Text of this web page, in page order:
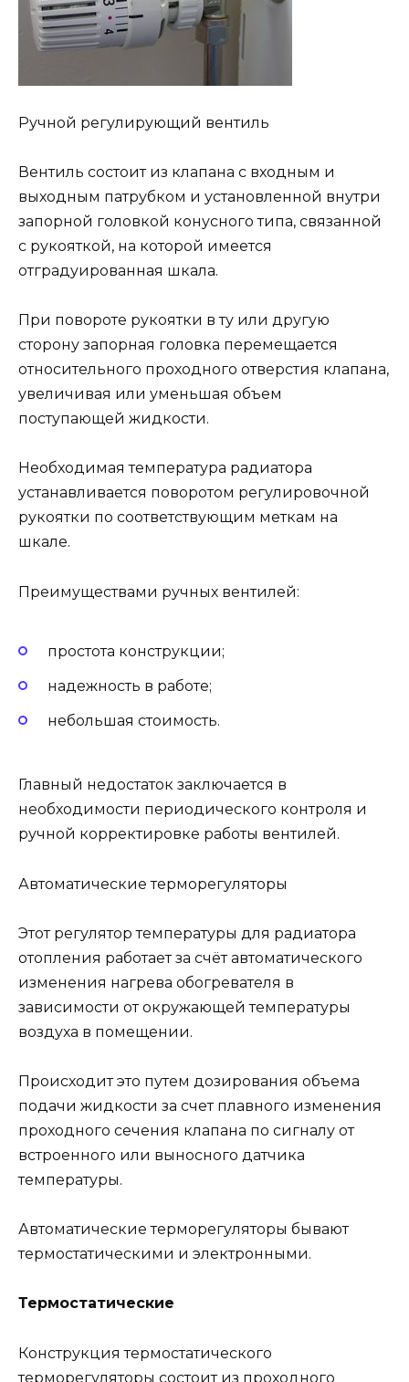
Ручной регулирующий вентиль
Вентиль состоит из клапана с входным и
выходным патрубком и установленной внутри
запорной головкой конусного типа, связанной
с рукояткой, на которой имеется
отградуированная шкала.
При повороте рукоятки в ту или другую
сторону запорная головка перемещается
относительного проходного отверстия клапана,
увеличивая или уменьшая объем
поступающей жидкости.
Необходимая температура радиатора
устанавливается поворотом регулировочной
рукоятки по соответствующим меткам на
шкале.
Преимуществами ручных вентилей:
простота конструкции;
надежность в работе;
небольшая стоимость.
Главный недостаток заключается в
необходимости периодического контроля и
ручной корректировке работы вентилей.
Автоматические терморегуляторы
Этот регулятор температуры для радиатора
отопления работает за счёт автоматического
изменения нагрева обогревателя в
зависимости от окружающей температуры
воздуха в помещении.
Происходит это путем дозирования объема
подачи жидкости за счет плавного изменения
проходного сечения клапана по сигналу от
встроенного или выносного датчика
температуры.
Автоматические терморегуляторы бывают
термостатическими и электронными.
Термостатические
Конструкция термостатического
терморегуляторы состоит из проходного